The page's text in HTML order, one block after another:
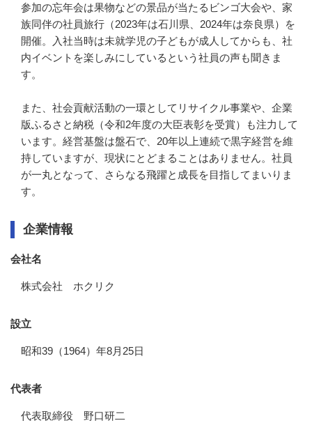
参加の忘年会は果物などの景品が当たるビンゴ大会や、家
族同伴の社員旅行（2023年は石川県、2024年は奈良県）を
開催。入社当時は未就学児の子どもが成人してからも、社
内イベントを楽しみにしているという社員の声も聞きま
す。
また、社会貢献活動の一環としてリサイクル事業や、企業
版ふるさと納税（令和2年度の大臣表彰を受賞）も注力して
います。経営基盤は盤石で、20年以上連続で黒字経営を維
持していますが、現状にとどまることはありません。社員
が一丸となって、さらなる飛躍と成長を目指してまいりま
す。
企業情報
会社名
株式会社 ホクリク
設立
昭和39（1964）年8月25日
代表者
代表取締役 野口研二